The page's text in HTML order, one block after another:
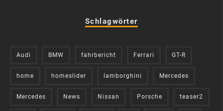
Schlagwörter
Audi BMW fahrbericht Ferrari GT-R
home homeslider lamborghini Mercedes
Mercedes News Nissan Porsche teaser2